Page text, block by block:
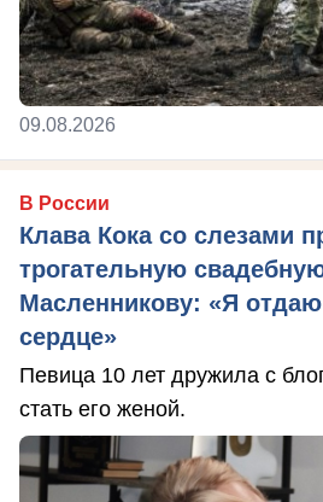
09.08.2026
В России
Клава Кока со слезами
трогательную
Масленникову: «Я отдаю
сердце»
Певица 10 лет дружила с
стать его женой.